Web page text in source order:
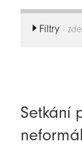
Filtry-
Setkání